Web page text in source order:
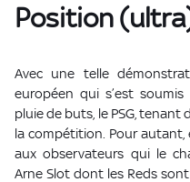
Position
Avec une telle
européen qui s’est
pluie de buts, le PSG,
la compétition. Pour autant,
aux observateurs qui le
Arne Slot dont les Reds